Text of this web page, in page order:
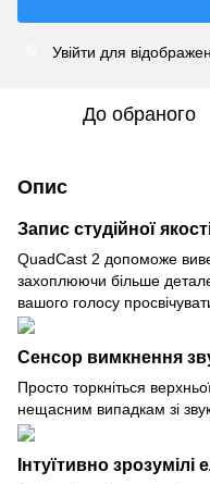
Увійти для
До обраного
Опис
Запис студійної
QuadCast 2 допоможе
захоплюючи більше
вашого голосу
Сенсор вимкнення
Просто торкніться
нещасним випадкам зі
Інтуїтивно